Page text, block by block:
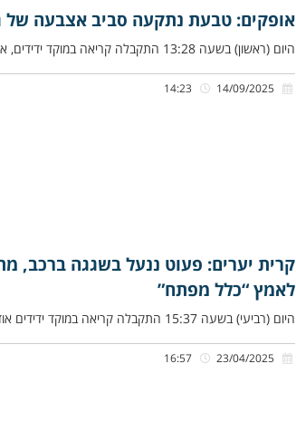
אופקים: טבעת נתקעה סביב אצבעה
היום (ראשון) בשעה 13:28 התקבלה קריאה במוקד ידידים, אודות טבעת שנתקעה סביב אצבעה של גברת מבלי יכולת לחלצה, ברחוב מבצע
קרית יערים: פעוט ננעל בשגגה ברכב,
לאמץ “כלל מפתח”
היום (רביעי) בשעה 15:37 התקבלה קריאה במוקד ידידים אודות פעוט כבן שנה וחצי שננעל בשגגה ברכב לעיני אביו, ברחוב הרב